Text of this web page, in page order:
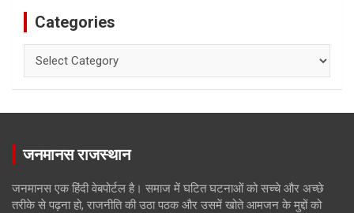
Categories
जनमानस राजस्थान
जनमानस एक हिंदी वेबपोर्टल है। समाज में घटित घटनाओं को सच्चे और अच्छे
तरीके से पढ़ना हो, राजनीति की उठा पठक और उसमें खोते आमजन के मुद्दों को